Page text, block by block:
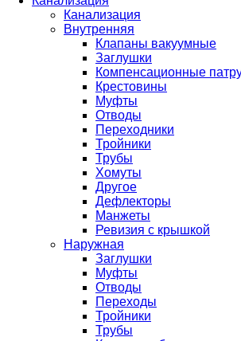
Канализация
Внутренняя
Клапаны вакуумные
Заглушки
Компенсационные
Крестовины
Муфты
Отводы
Переходники
Тройники
Трубы
Хомуты
Другое
Дефлекторы
Манжеты
Ревизия с крышкой
Наружная
Заглушки
Муфты
Отводы
Переходы
Тройники
Трубы